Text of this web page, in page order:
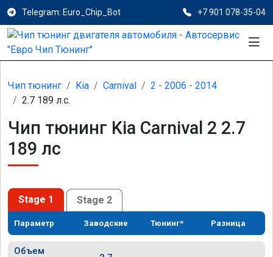
Telegram: Euro_Chip_Bot +7 901 078-35-04
Чип тюнинг Kia Carnival
2 - 2006 - 2014
2.7 189 л.с.
Чип тюнинг Kia Carnival 2 2.7
189 лс
Stage 1 Stage 2
Параметр Заводские Тюнинг* Разница
Объем